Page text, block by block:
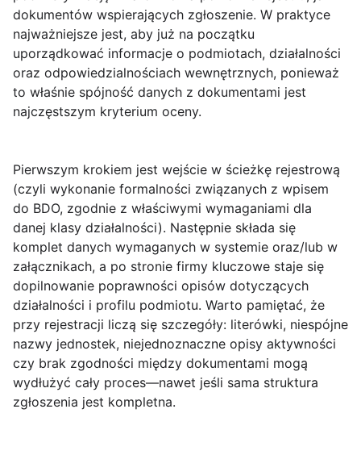
dokumentów wspierających zgłoszenie. W praktyce
najważniejsze jest, aby już na początku
uporządkować informacje o podmiotach, działalności
oraz odpowiedzialnościach wewnętrznych, ponieważ
to właśnie spójność danych z dokumentami jest
najczęstszym kryterium oceny.
Pierwszym krokiem jest wejście w ścieżkę rejestrową
(czyli wykonanie formalności związanych z wpisem
do BDO, zgodnie z właściwymi wymaganiami dla
danej klasy działalności). Następnie składa się
komplet danych wymaganych w systemie oraz/lub w
załącznikach, a po stronie firmy kluczowe staje się
dopilnowanie poprawności opisów dotyczących
działalności i profilu podmiotu. Warto pamiętać, że
przy rejestracji liczą się szczegóły: literówki, niespójne
nazwy jednostek, niejednoznaczne opisy aktywności
czy brak zgodności między dokumentami mogą
wydłużyć cały proces—nawet jeśli sama struktura
zgłoszenia jest kompletna.